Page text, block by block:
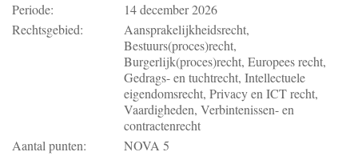
Periode:
14 december 2026
Rechtsgebied:
Aansprakelijkheidsrecht,
Bestuurs(proces)recht,
Burgerlijk(proces)recht, Europees recht,
Gedrags- en tuchtrecht, Intellectuele
eigendomsrecht, Privacy en ICT recht,
Vaardigheden, Verbintenissen- en
contractenrecht
Aantal punten:
NOVA 5